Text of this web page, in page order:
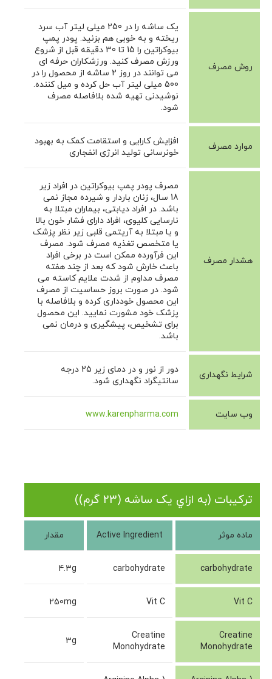
روش مصرف
یک ساشه را در 250 میلی لیتر آب سرد
ریخته و به خوبی هم بزنید. پودر پمپ
بیوکراتین را 15 تا 30 دقیقه قبل از شروع
ورزش مصرف کنید. ورزشکاران حرفه ای
می توانند در روز 2 ساشه از محصول را در
500 میلی لیتر آب حل کرده و میل کننده.
نوشیدنی تهیه شده بلافاصله مصرف
شود.
موارد مصرف
افزایش کارایی و استقامت کمک به بهبود
خونرسانی تولید انرژی انفجاری
هشدار مصرف
مصرف پودر پمپ بیوکراتین در افراد زیر
18 سال، زنان باردار و شیرده مجاز نمی
باشد. در افراد دیابتی، بیماران مبتلا به
نارسایی کلیوی، افراد دارای فشار خون بالا
و یا مبتلا به آریتمی قلبی زیر نظر پزشک
یا متخصص تغذیه مصرف شود. مصرف
این فرآورده ممکن است در برخی افراد
باعث خارش شود که بعد از چند هفته
مصرف مداوم از شدت علایم کاسته می
شود. در صورت بروز حساسیت از مصرف
این محصول خودداری کرده و بلافاصله با
پزشک خود مشورت نمایید. این محصول
برای تشخیص، پیشگیری و درمان نمی
باشد.
شرایط نگهداری
دور از نور و در دمای زیر 25 درجه
سانتیگراد نگهداری شود.
وب سایت www.karenpharma.com
ترکیبات (به ازاي يک ساشه (23 گرم))
ماده موثر Active Ingredient مقدار
carbohydrate
carbohydrate
4.3g
Vit C
Vit C
250mg
Creatine
Monohydrate
Creatine
Monohydrate
3g